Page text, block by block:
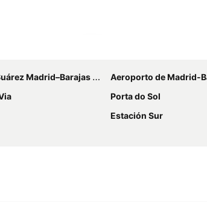
Madrid–Barajas Airport
Aeroporto de Madrid-
Porta do Sol
Estación Sur